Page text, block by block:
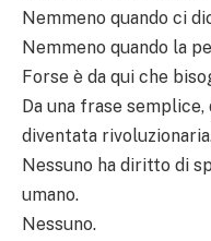
Nemmeno quando ci
Nemmeno quando la
Forse è da qui che
Da una frase
diventata
Nessuno ha diritto di
umano.
Nessuno.